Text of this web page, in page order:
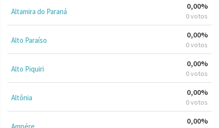
Altamira do Paraná
0,00%
0 votos
Alto Paraíso
0,00%
0 votos
Alto Piquiri
0,00%
0 votos
Altônia
0,00%
0 votos
0,00%